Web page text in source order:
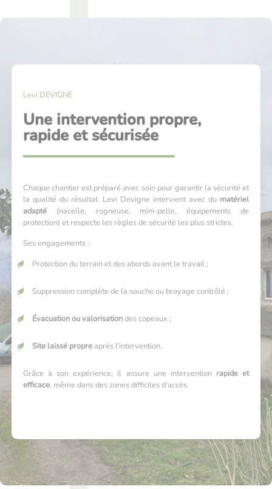
Levi DEVIGNE
Une intervention propre,
rapide et sécurisée
Chaque chantier est préparé avec soin pour garantir la sécurité et
la qualité du résultat. Levi Devigne intervient avec du matériel
adapté (nacelle, rogneuse, mini-pelle, équipements de
protection) et respecte les règles de sécurité les plus strictes.
Ses engagements :
Protection du terrain et des abords avant le travail ;
Suppression complète de la souche ou broyage contrôlé ;
Évacuation ou valorisationdes copeaux ;
Site laissé propreaprès l’intervention.
Grâce à son expérience, il assure une intervention rapide et
efficace, même dans des zones difficiles d’accès.